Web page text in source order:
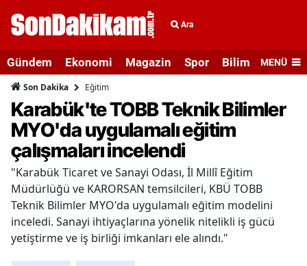
Ara
Gündem Ekonomi Magazin Spor Bilim veMENÜ
Son Dakika Eğitim
Karabük'te TOBB Teknik Bilimler
MYO'da uygulamalı eğitim
çalışmaları incelendi
"Karabük Ticaret ve Sanayi Odası, İl Millî Eğitim
Müdürlüğü ve KARORSAN temsilcileri, KBÜ TOBB
Teknik Bilimler MYO'da uygulamalı eğitim modelini
inceledi. Sanayi ihtiyaçlarına yönelik nitelikli iş gücü
yetiştirme ve iş birliği imkanları ele alındı."